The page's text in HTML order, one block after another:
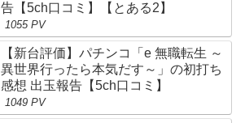
告【5ch口コミ】【とある2】
1055 PV
【新台評価】パチンコ「e 無職転生 ～
異世界行ったら本気だす～」の初打ち
感想 出玉報告【5ch口コミ】
1049 PV